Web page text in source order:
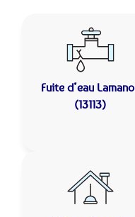
Fuite d’eau
(13113)